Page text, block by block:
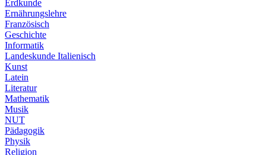
Erdkunde
Ernährungslehre
Französisch
Geschichte
Informatik
Landeskunde Italienisch
Kunst
Latein
Literatur
Mathematik
Musik
NUT
Pädagogik
Physik
Religion